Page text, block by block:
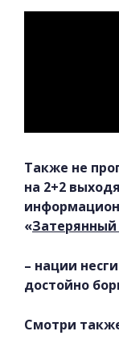
Также не
на 2+2
«
– нации
достойно
Смотри